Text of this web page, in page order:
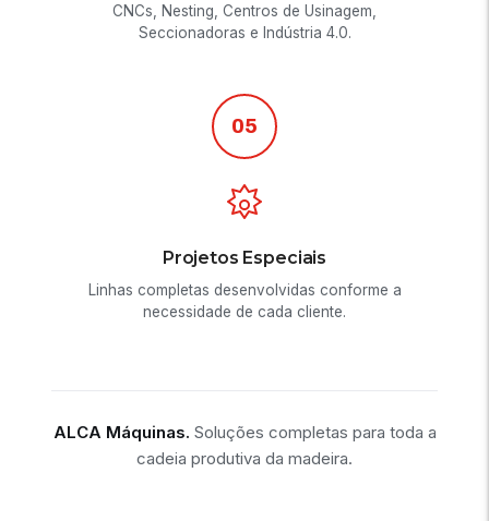
CNCs, Nesting, Centros de Usinagem,
Seccionadoras e Indústria 4.0.
05
Projetos Especiais
Linhas completas desenvolvidas conforme a
necessidade de cada cliente.
ALCA Máquinas. Soluções completas para toda a
cadeia produtiva da madeira.